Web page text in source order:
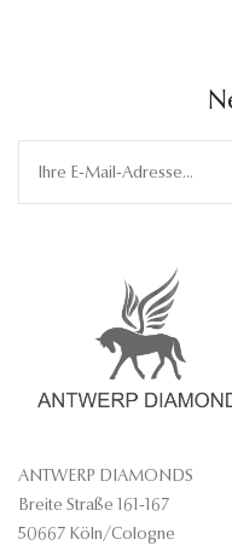
ANTWERP DIAMONDS
Breite Straße 161-167
50667 Köln/Cologne